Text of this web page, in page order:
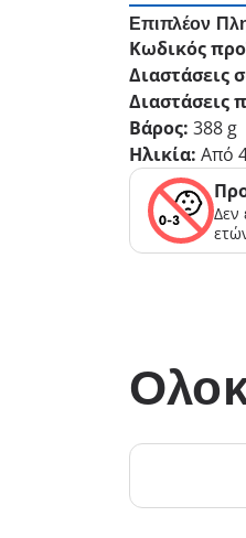
Επιπλέον
Κωδικός
Διαστάσεις
Διαστάσεις
Βάρος: 388 g
Ηλικία: Από
Δεν